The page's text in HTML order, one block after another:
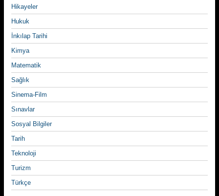
Hikayeler
Hukuk
İnkılap Tarihi
Kimya
Matematik
Sağlık
Sinema-Film
Sınavlar
Sosyal Bilgiler
Tarih
Teknoloji
Turizm
Türkçe